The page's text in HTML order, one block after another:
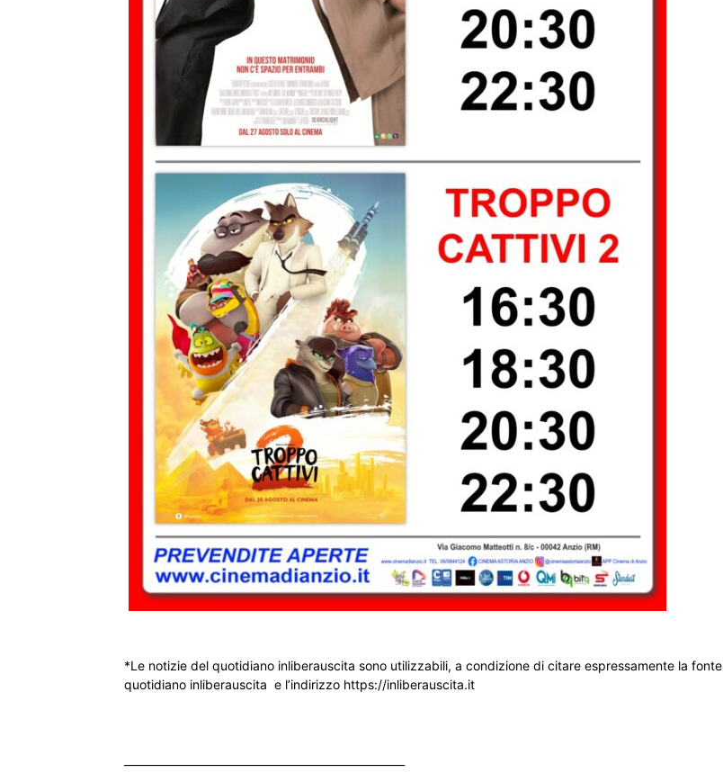
*Le notizie del quotidiano inliberauscita sono utilizzabili, a condizione di citare espressamente la fonte
quotidiano inliberauscita e l’indirizzo https://inliberauscita.it